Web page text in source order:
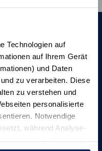
Technologien auf
auf Ihrem Gerät
und Daten
zu verarbeiten. Diese
zu verstehen und
personalisierte
Notwendige
während Analyse-